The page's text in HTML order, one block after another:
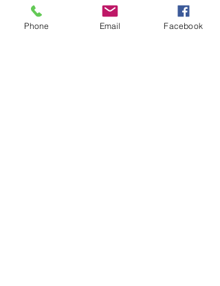
Phone Email Facebook